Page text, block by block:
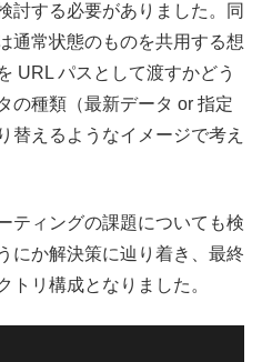
討する必要がありました。同
通常状態のものを共用する想
URL パスとして渡すかどう
の種類（最新データ or 指定
替えるようなイメージで考え
ティングの課題についても検
にか解決策に辿り着き、最終
トリ構成となりました。